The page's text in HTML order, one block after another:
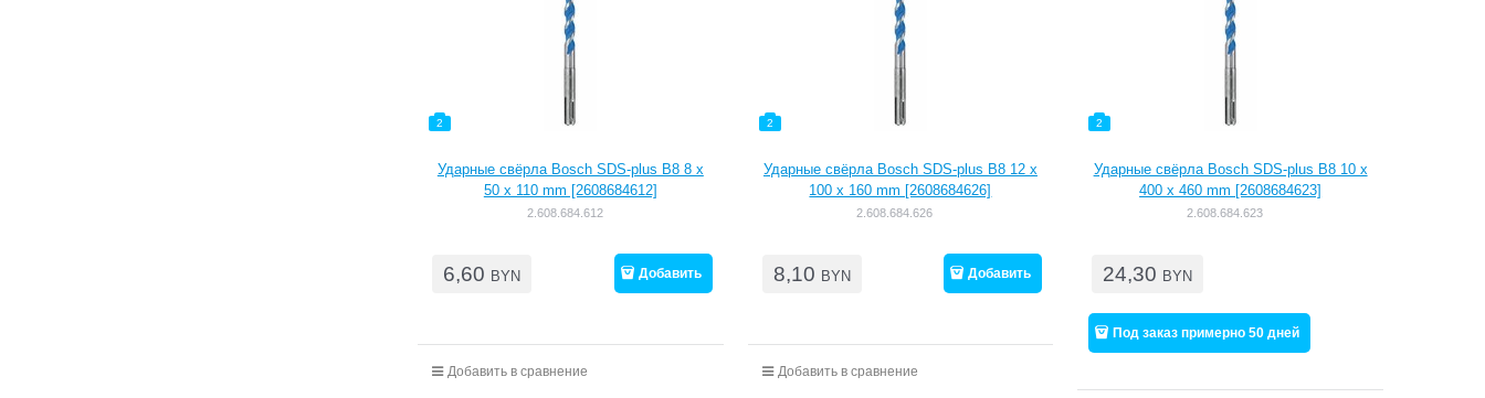
2
Ударные свёрла Bosch SDS-plus B8 8 x
50 x 110 mm [2608684612]
2.608.684.612
6,60 BYN Добавить
Добавить в сравнение
2
Ударные свёрла Bosch SDS-plus B8 12 x
100 x 160 mm [2608684626]
2.608.684.626
8,10 BYN Добавить
Добавить в сравнение
2
Ударные свёрла Bosch SDS-plus B8 10 x
400 x 460 mm [2608684623]
2.608.684.623
24,30 BYN
Под заказ примерно 50 дней